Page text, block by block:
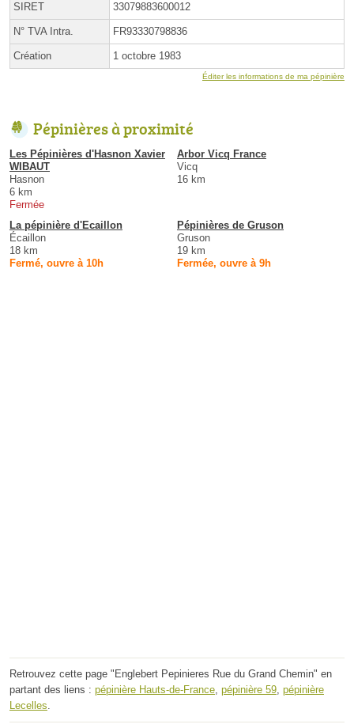
SIRET 33079883600012
N° TVA Intra. FR93330798836
Création 1 octobre 1983
Éditer les informations de ma pépinière
Pépinières à proximité
Les Pépinières d'Hasnon Xavier
WIBAUT
Hasnon
6 km
Fermée
Arbor Vicq France
Vicq
16 km
La pépinière d'Ecaillon
Écaillon
18 km
Fermé, ouvre à 10h
Pépinières de Gruson
Gruson
19 km
Fermée, ouvre à 9h
Retrouvez cette page "Englebert Pepinieres Rue du Grand Chemin" en
partant des liens : pépinière Hauts-de-France, pépinière 59, pépinière
Lecelles.